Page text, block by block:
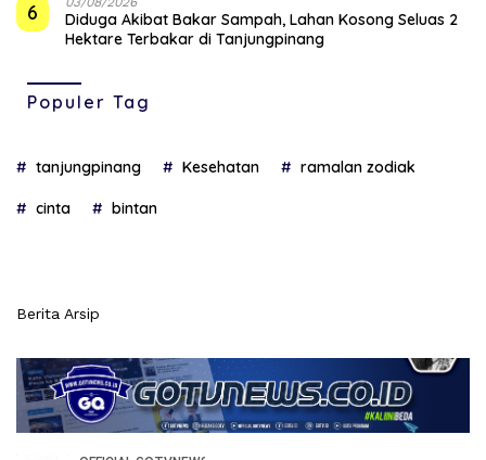
6
Diduga Akibat Bakar Sampah, Lahan Kosong Seluas 2
Hektare Terbakar di Tanjungpinang
Populer Tag
tanjungpinang Kesehatan ramalan zodiak
cinta bintan
Berita Arsip